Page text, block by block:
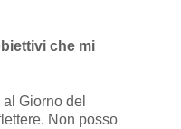
che mi
Giorno del
Non posso